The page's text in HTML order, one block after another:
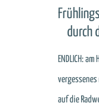
durch
ENDLICH:
auf die